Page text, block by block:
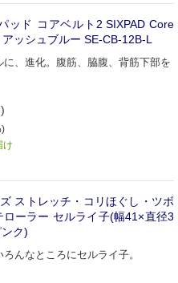
ッド コアベルト2 SIXPAD Core
ッシュブルー SE-CB-12B-L
に、進化。腹筋、脇腹、背筋下部を
け
ストレッチ・コリほぐし・ツボ
ーラー セルライ子(幅41×直径3
ク)
んなところにセルライ子。